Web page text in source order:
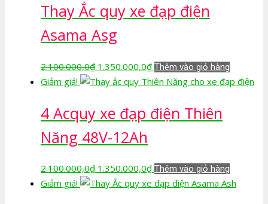
2.100.000,0₫.là:
1.350.000,0₫.
Thay Ắc quy xe đạp điện
Asama Asg
2.100.000,0₫ Giá
gốc
2.100.000,0₫.
1.350.000,0₫Giá
hiện
là:
1.350.000,0₫.
Thêm vào giỏ hàng
Giảm giá!
4 Acquy xe đạp điện Thiên
Năng 48V-12Ah
2.100.000,0₫ Giá
gốc
1.350.000,0₫Giá
hiện
Thêm vào giỏ hàng
Giảm giá!